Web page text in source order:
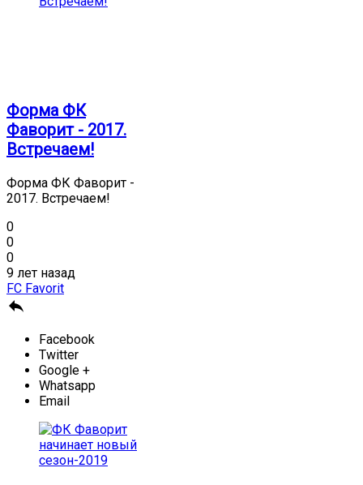
Форма ФК
Фаворит - 2017.
Встречаем!
Форма ФК Фаворит -
2017. Встречаем!
0
0
0
9 лет назад
FC Favorit

Facebook
Twitter
Google +
Whatsapp
Email